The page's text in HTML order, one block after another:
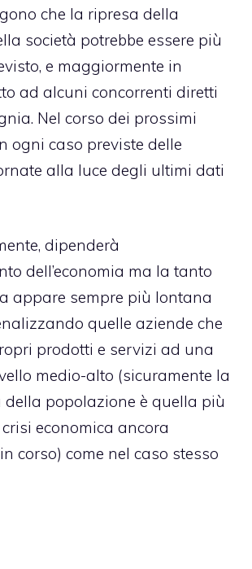
che la ripresa della
società potrebbe essere più
e maggiormente in
ad alcuni concorrenti diretti
Nel corso dei prossimi
ogni caso previste delle
alla luce degli ultimi dati
dipenderà
dell’economia ma la tanto
appare sempre più lontana
quelle aziende che
prodotti e servizi ad una
medio-alto (sicuramente la
della popolazione è quella più
economica ancora
corso) come nel caso stesso